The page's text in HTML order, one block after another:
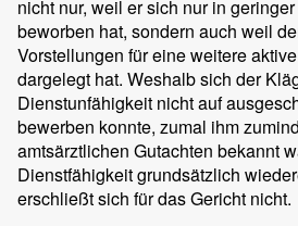
nicht nur, weil er sich nur in
beworben hat, sondern auch weil
Vorstellungen für eine weitere
dargelegt hat. Weshalb sich der
Dienstunfähigkeit nicht auf
bewerben konnte, zumal ihm
amtsärztlichen Gutachten bekannt
Dienstfähigkeit grundsätzlich
erschließt sich für das Gericht nicht.